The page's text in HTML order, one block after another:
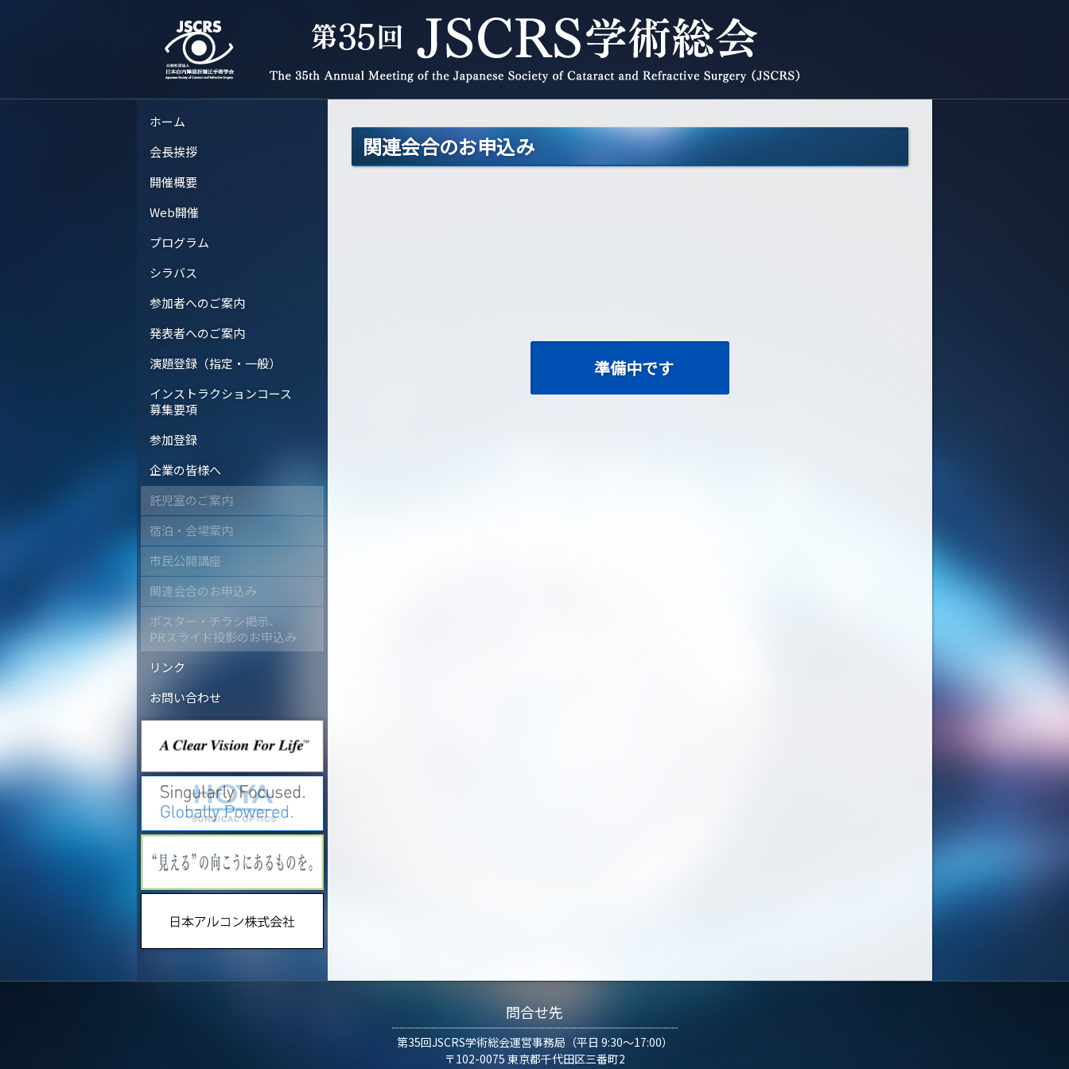
ホーム
会長挨拶
開催概要
Web開催
プログラム
シラバス
参加者へのご案内
発表者へのご案内
演題登録（指定・一般）
インストラクションコース
募集要項
参加登録
企業の皆様へ
託児室のご案内
宿泊・会場案内
市民公開講座
関連会合のお申込み
ポスター・チラシ掲示、
PRスライド投影のお申込み
リンク
お問い合わせ
関連会合のお申込み
準備中です
問合せ先
第35回JSCRS学術総会運営事務局（平日 9:30～17:00）
〒102-0075 東京都千代田区三番町2